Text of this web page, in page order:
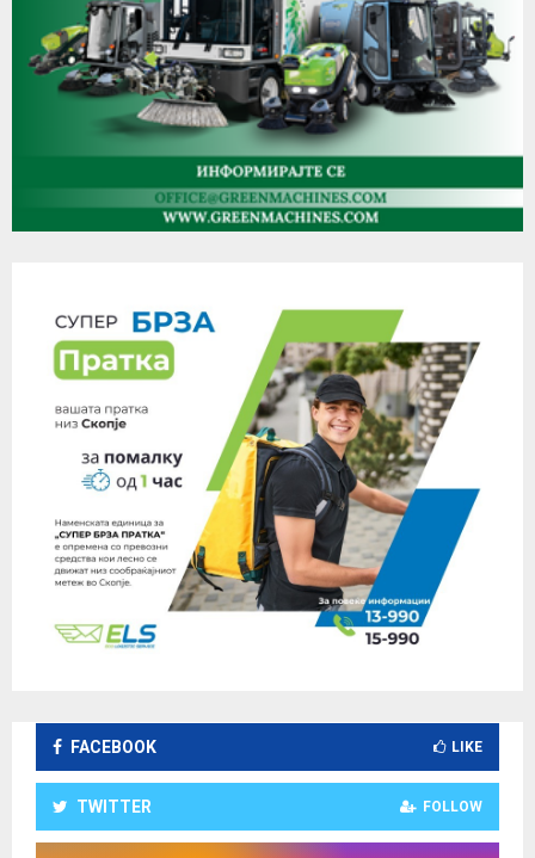
FACEBOOK LIKE
TWITTER FOLLOW